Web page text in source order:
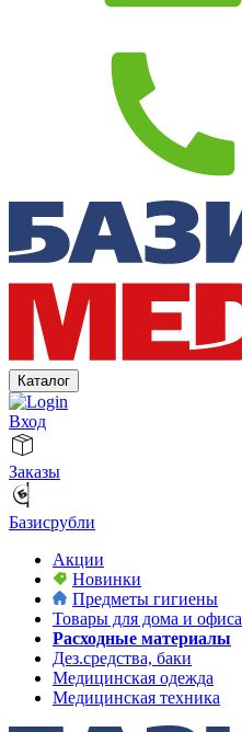
Каталог
Вход
Заказы
Базисрубли
Акции
Новинки
Предметы гигиены
Товары для дома и офиса
Расходные материалы
Дез.средства, баки
Медицинская одежда
Медицинская техника